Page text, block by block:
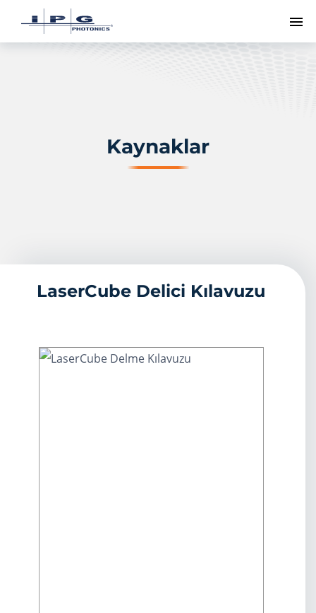
Kaynaklar
LaserCube Delici Kılavuzu